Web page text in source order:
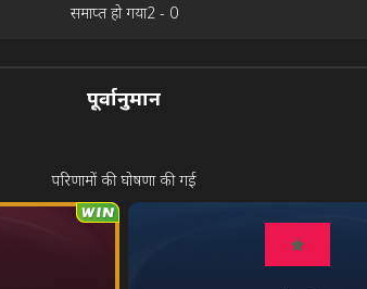
समाप्त हो गया2 - 0
पूर्वानुमान
परिणामों की घोषणा की गई